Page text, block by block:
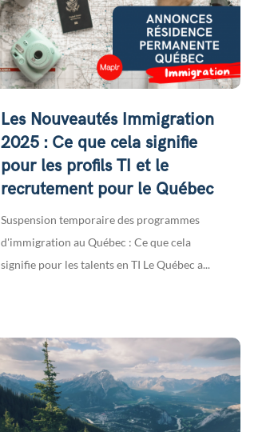
Les Nouveautés Immigration
2025 : Ce que cela signifie
pour les profils TI et le
recrutement pour le Québec
Suspension temporaire des programmes
d'immigration au Québec : Ce que cela
signifie pour les talents en TI Le Québec a...